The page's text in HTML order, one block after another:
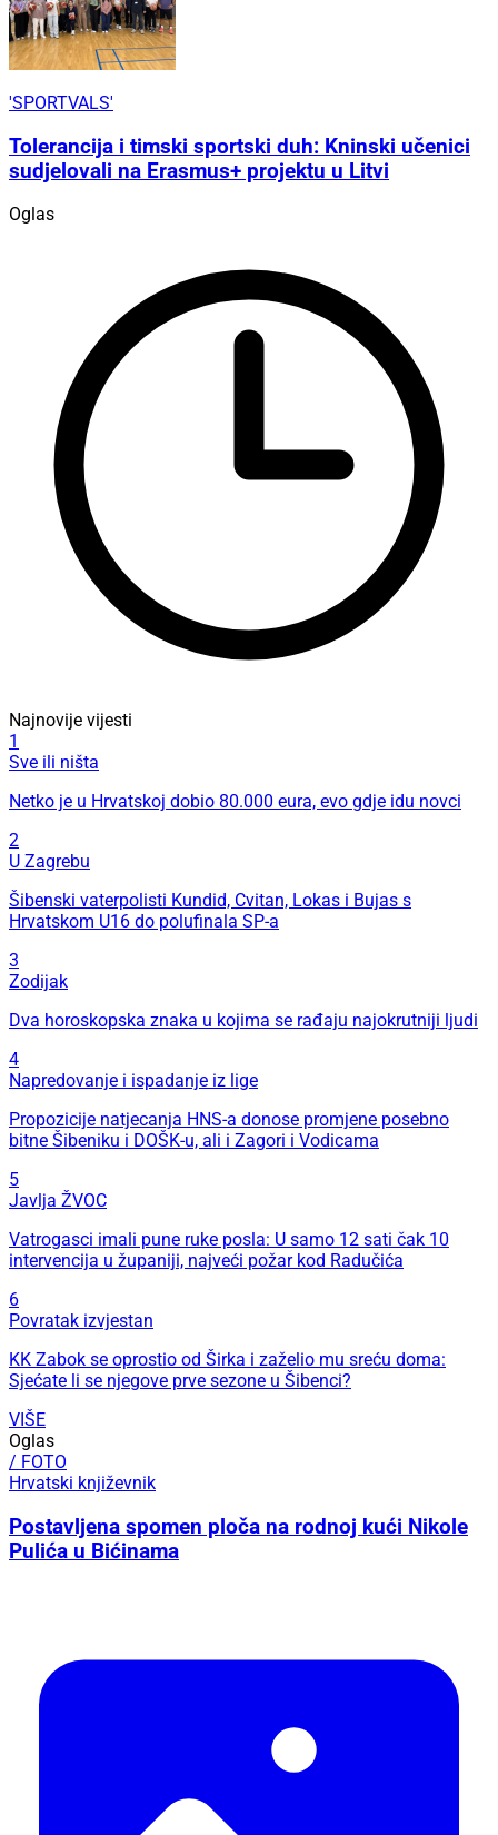
'SPORTVALS'
Tolerancija i timski sportski duh: Kninski učenici
sudjelovali na Erasmus+ projektu u Litvi
Oglas
Najnovije vijesti
1
Sve ili ništa
Netko je u Hrvatskoj dobio 80.000 eura, evo gdje idu novci
2
U Zagrebu
Šibenski vaterpolisti Kundid, Cvitan, Lokas i Bujas s
Hrvatskom U16 do polufinala SP-a
3
Zodijak
Dva horoskopska znaka u kojima se rađaju najokrutniji ljudi
4
Napredovanje i ispadanje iz lige
Propozicije natjecanja HNS-a donose promjene posebno
bitne Šibeniku i DOŠK-u, ali i Zagori i Vodicama
5
Javlja ŽVOC
Vatrogasci imali pune ruke posla: U samo 12 sati čak 10
intervencija u županiji, najveći požar kod Radučića
6
Povratak izvjestan
KK Zabok se oprostio od Širka i zaželio mu sreću doma:
Sjećate li se njegove prve sezone u Šibenci?
VIŠE
Oglas
/ FOTO
Hrvatski književnik
Postavljena spomen ploča na rodnoj kući Nikole
Pulića u Bićinama